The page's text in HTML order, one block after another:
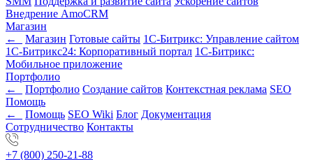
Внедрение AmoCRM
Магазин
←
Магазин Готовые сайты 1С-Битрикс: Управление сайтом
1С-Битрикс24: Корпоративный портал 1С-Битрикс:
Мобильное приложение
Портфолио
←
Портфолио Создание сайтов Контекстная реклама SEO
Помощь
←
Помощь SEO Wiki Блог Документация
Сотрудничество Контакты
+7 (800) 250-21-88